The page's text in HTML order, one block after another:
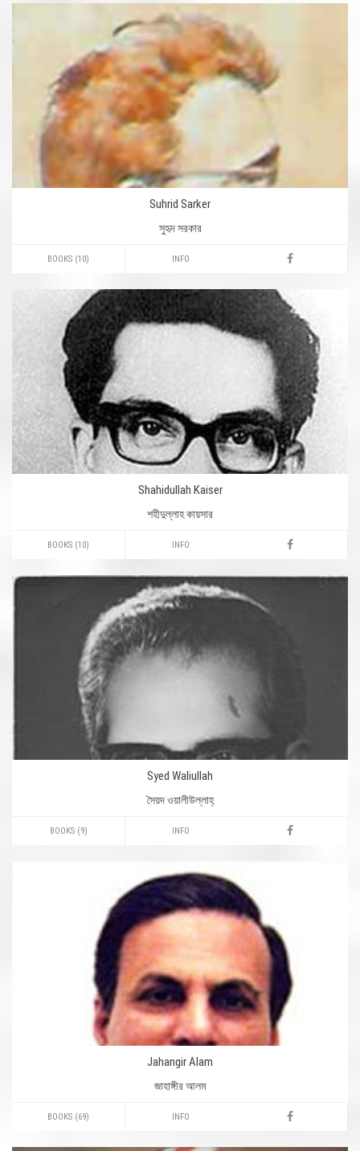
Suhrid Sarker
সুহৃদ সরকার
BOOKS (10) INFO
Shahidullah Kaiser
শহীদুল্লাহ কায়সার
BOOKS (10) INFO
Syed Waliullah
সৈয়দ ওয়ালীউল্লাহ্‌
BOOKS (9) INFO
Jahangir Alam
জাহাঙ্গীর আলম
BOOKS (69) INFO